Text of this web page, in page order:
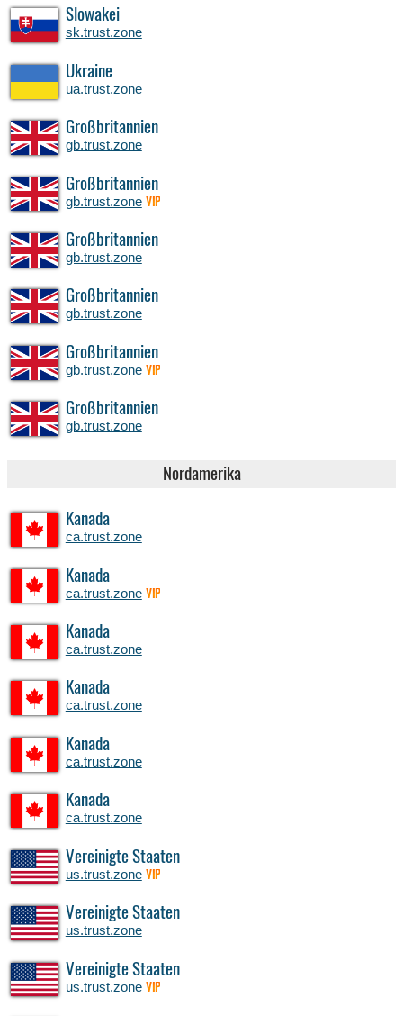
Slowakei
sk.trust.zone
Ukraine
ua.trust.zone
Großbritannien
gb.trust.zone
Großbritannien
gb.trust.zone VIP
Großbritannien
gb.trust.zone
Großbritannien
gb.trust.zone
Großbritannien
gb.trust.zone VIP
Großbritannien
gb.trust.zone
Nordamerika
Kanada
ca.trust.zone
Kanada
ca.trust.zone VIP
Kanada
ca.trust.zone
Kanada
ca.trust.zone
Kanada
ca.trust.zone
Kanada
ca.trust.zone
Vereinigte Staaten
us.trust.zone VIP
Vereinigte Staaten
us.trust.zone
Vereinigte Staaten
us.trust.zone VIP